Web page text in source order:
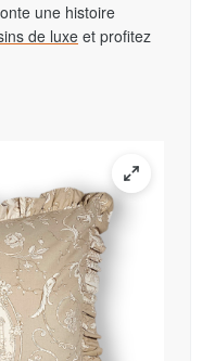
une histoire
de luxe et profitez